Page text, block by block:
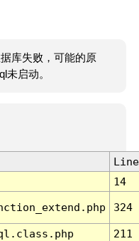
库失败，可能的原
未启动。
Line
14
324
211